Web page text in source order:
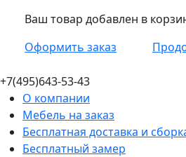
Ваш товар добавлен в
Оформить заказ
+7(495)643-53-43
О компании
Мебель на заказ
Бесплатная доставка и
Бесплатный замер